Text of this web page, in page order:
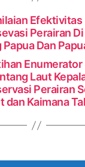
Perairan
Dan
Enumerator
Laut
Perairan
dan Kaimana